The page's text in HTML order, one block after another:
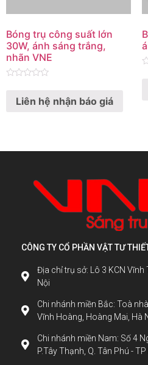
Bóng trụ công suất lớn
30W, ánh sáng trắng,
nhãn VNE
outLiên hệ nhận báo giá
CÔNG TY CỔ PHẦN VẬT TƯ
Địa chỉ trụ sở: Lô 3 KCN Vĩnh
Nội
Chi nhánh miền Bắc: Toà
Vĩnh Hoàng, Hoàng Mai, Hà
Chi nhánh miền Nam: Số 4
P.Tây Thạnh, Q. Tân Phú - TP